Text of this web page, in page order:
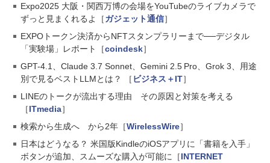
Expo2025 大阪・関西万博の会場をYouTubeのライブカメラで
ずっと見まくれるよ［ガジェット通信］
EXPOトークン決済からNFTスタンプラリーまで──デジタル
「実験場」レポート［coindesk］
GPT-4.1、Claude 3.7 Sonnet、Gemini 2.5 Pro、Grok 3、用途
別で見るベストLLMとは？ ［ ビジネス＋IT］
LINEのトークが流出する理由 その原因と対策を考える
［ITmedia］
検索から生成へ から2年［WirelessWire］
日本はどうなる？ 米国版KindleのiOSアプリに「書籍を入手」
ボタンが追加、スムーズな購入が可能に［INTERNET